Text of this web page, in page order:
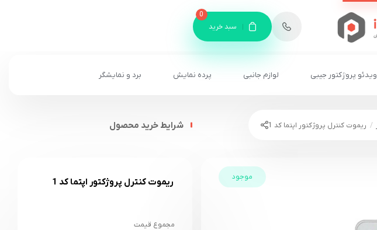
8
سبد خرید
0
ویدئو پروژکتور جیبی لوازم جانبی پرده نمایش برد و نمایشگر
ریموت کنترل پروژکتور اپتما کد 1
موجود
شرایط خرید محصول
ریموت کنترل پروژکتور اپتما کد 1
مجموع قیمت